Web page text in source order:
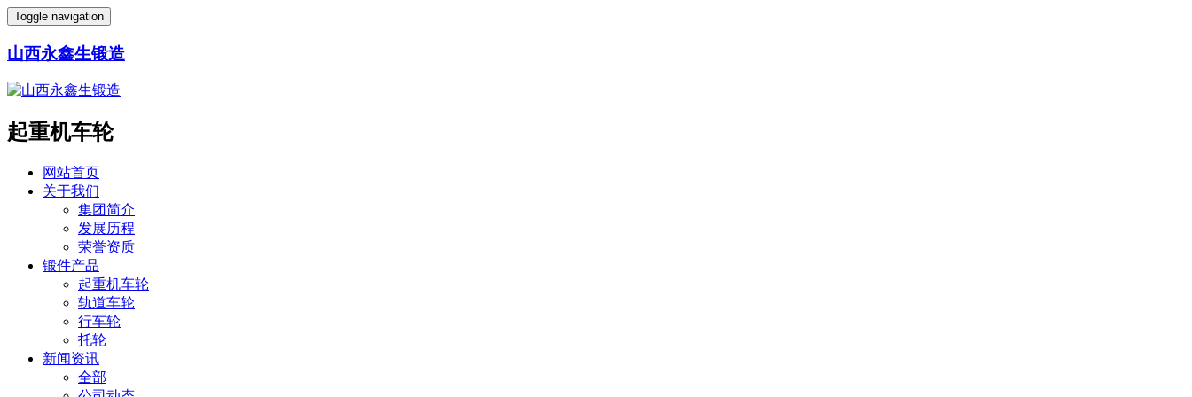
Toggle navigation
山西永鑫生锻造
起重机车轮
网站首页
关于我们
集团简介
发展历程
荣誉资质
锻件产品
起重机车轮
轨道车轮
行车轮
托轮
新闻资讯
全部